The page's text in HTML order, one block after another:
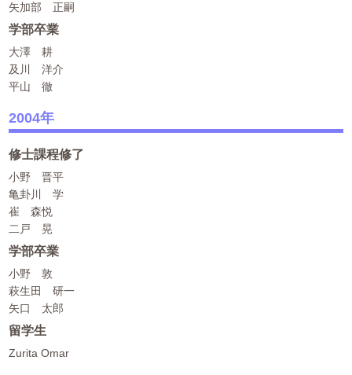
矢加部 正嗣
学部卒業
大澤 耕
及川 洋介
平山 徹
2004年
修士課程修了
小野 晋平
亀卦川 学
崔 森悦
二戸 晃
学部卒業
小野 敦
萩生田 研一
矢口 太郎
留学生
Zurita Omar